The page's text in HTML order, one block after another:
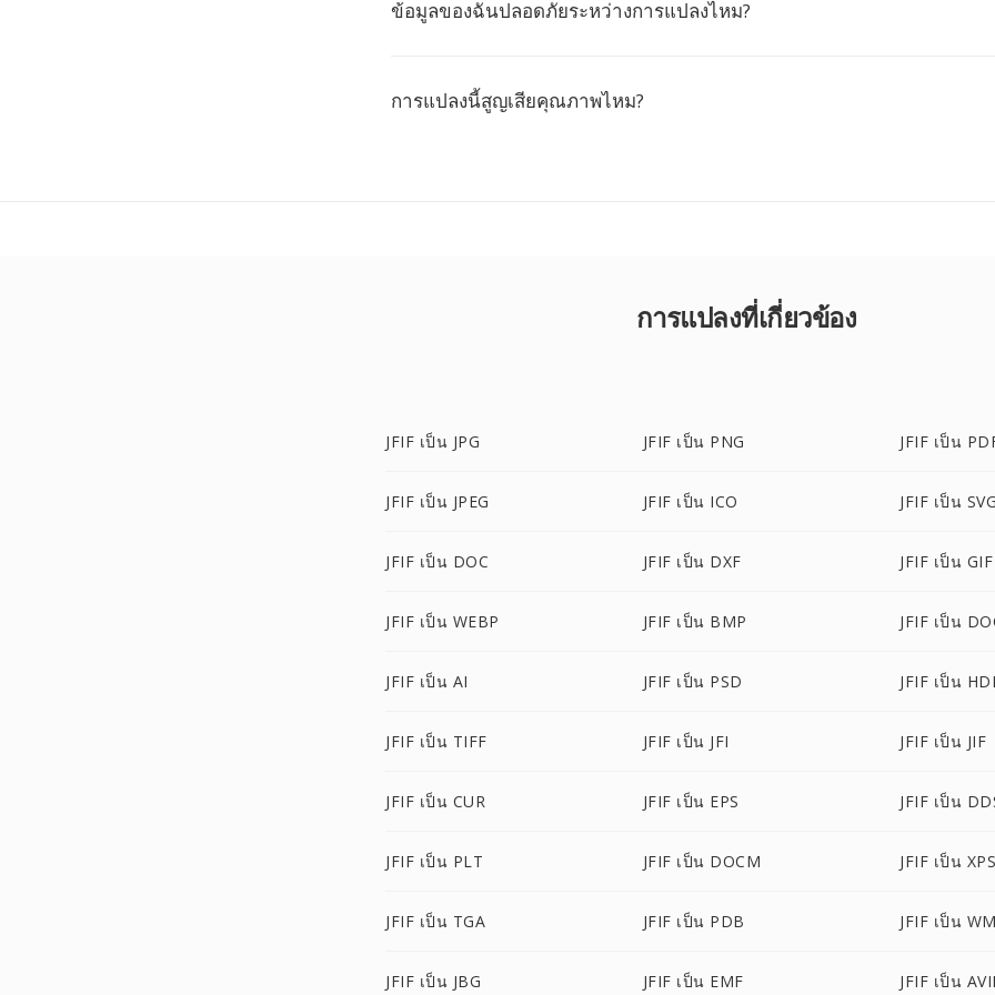
ข้อมูลของฉันปลอดภัยระหว่างการแปลงไหม?
การแปลงนี้สูญเสียคุณภาพไหม?
การแปลงที่เกี่ยวข้อง
JFIF เป็น JPG JFIF เป็น PNG JFIF เป็น
JFIF เป็น JPEG JFIF เป็น ICO JFIF เป็น
JFIF เป็น DOC JFIF เป็น DXF JFIF เป็น GIF
JFIF เป็น WEBP JFIF เป็น BMP JFIF เป็น
JFIF เป็น AI JFIF เป็น PSD JFIF เป็น
JFIF เป็น TIFF JFIF เป็น JFI JFIF เป็น JIF
JFIF เป็น CUR JFIF เป็น EPS JFIF เป็น
JFIF เป็น PLT JFIF เป็น DOCM JFIF เป็น
JFIF เป็น TGA JFIF เป็น PDB JFIF เป็น
JFIF เป็น JBG JFIF เป็น EMF JFIF เป็น